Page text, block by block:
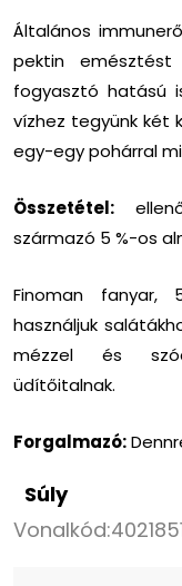
Általános
pektin emésztést
fogyasztó hatású
vízhez tegyünk két
egy-egy pohárral
Összetétel:
származó 5 %-os
Finoman fanyar,
használjuk
mézzel és
üdítőitalnak.
Forgalmazó:
Súly
Vonalkód: